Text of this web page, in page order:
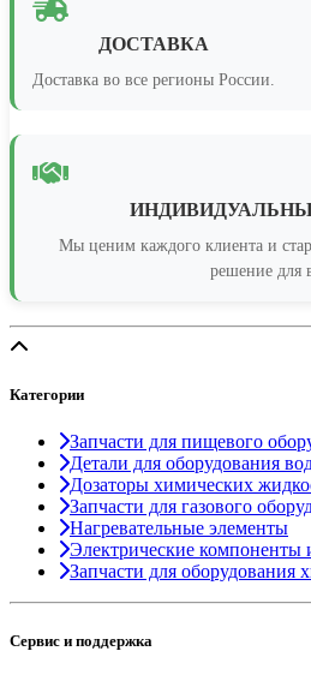
ДОСТАВКА
Доставка во все регионы России.
Мы ценим каждого клиента и
решение для
Категории
Запчасти для пищевого
Детали для оборудования
Дозаторы химических
Запчасти для газового
Нагревательные элементы
Электрические
Запчасти для оборудования
Сервис и поддержка